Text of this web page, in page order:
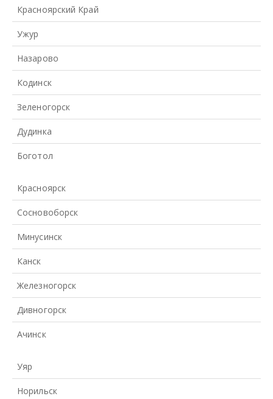
Красноярский Край
Ужур
Назарово
Кодинск
Зеленогорск
Дудинка
Боготол
Красноярск
Сосновоборск
Минусинск
Канск
Железногорск
Дивногорск
Ачинск
Уяр
Норильск